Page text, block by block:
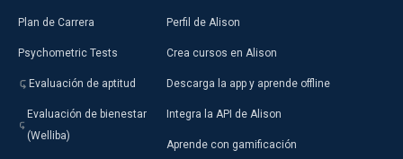
Plan de Carrera
Psychometric Tests
Evaluación de aptitud
Evaluación de bienestar
(Welliba)
Perfil de Alison
Crea cursos en Alison
Descarga la app y aprende offline
Integra la API de Alison
Aprende con gamificación